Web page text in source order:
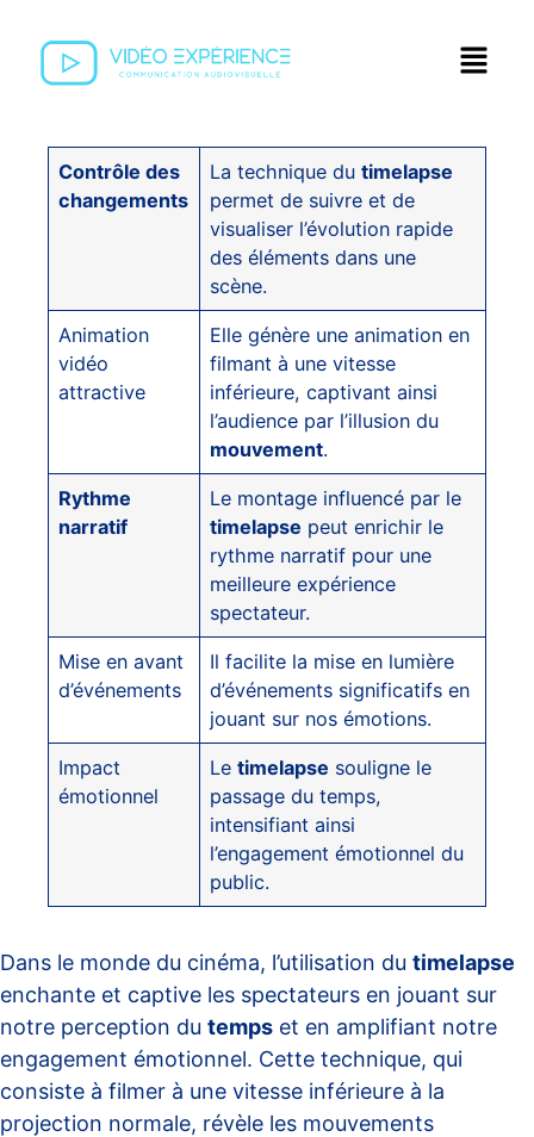
Contrôle des
changements
La technique dutimelapse
permet de suivre et de
visualiser l’évolution rapide
des éléments dans une
scène.
Animation
vidéo
attractive
Elle génère une animation en
filmant à une vitesse
inférieure, captivant ainsi
l’audience par l’illusion du
mouvement.
Rythme
narratif
Le montage influencé par le
timelapse peut enrichir le
rythme narratif pour une
meilleure expérience
spectateur.
Mise en avant
d’événements
Il facilite la mise en lumière
d’événements significatifs en
jouant sur nos émotions.
Impact
émotionnel
Letimelapse souligne le
passage du temps,
intensifiant ainsi
l’engagement émotionnel du
public.
Dans le monde du cinéma, l’utilisation du timelapse
enchante et captive les spectateurs en jouant sur
notre perception du temps et en amplifiant notre
engagement émotionnel. Cette technique, qui
consiste à filmer à une vitesse inférieure à la
projection normale, révèle les mouvements